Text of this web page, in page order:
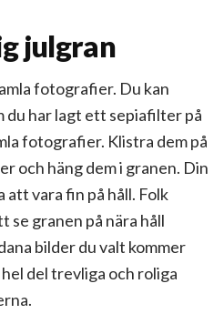
julgran
fotografier. Du kan
du har lagt ett sepiafilter på
fotografier. Klistra dem på
och häng dem i granen. Din
att vara fin på håll. Folk
se granen på nära håll
bilder du valt kommer
del trevliga och roliga